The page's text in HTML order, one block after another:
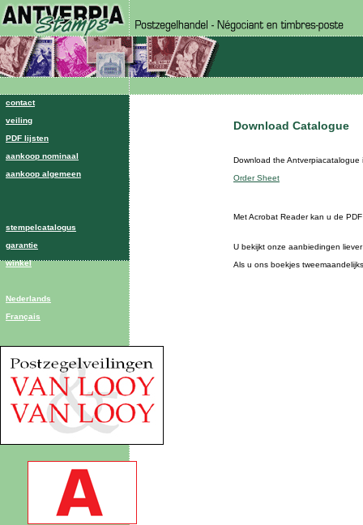
contact
veiling
PDF lijsten
aankoop nominaal
aankoop algemeen
stempelcatalogus
garantie
winkel
Nederlands
Français
Download Catalogue
Download the Antverpiacatalogue
Order Sheet
Met Acrobat Reader kan u de
U bekijkt onze aanbiedingen
Als u ons boekjes